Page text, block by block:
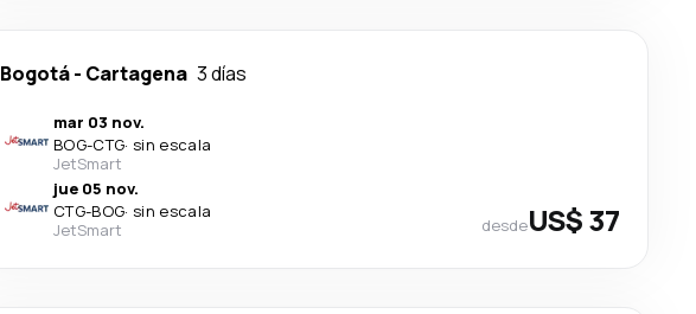
Bogotá- Cartagena 3 días
mar 03 nov.
BOG-CTG· sin escala
JetSmart
jue 05 nov.
CTG-BOG· sin escala
JetSmart
desdeUS$ 37